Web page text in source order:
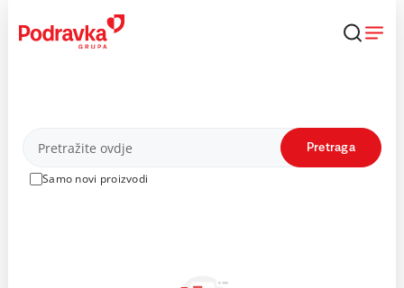
content
Proizvodi
Samo novi proizvodi
Pretraga